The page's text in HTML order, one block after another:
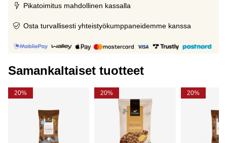
Pikatoimitus mahdollinen kassalla
Osta turvallisesti yhteistyökumppaneidemme kanssa
Samankaltaiset tuotteet
20% 20% 20%